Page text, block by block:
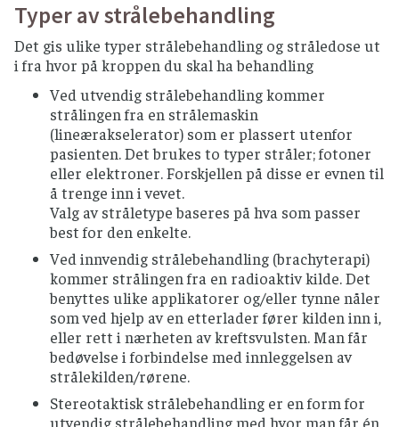
Typer av strålebehandling
Det gis ulike typer strålebehandling og stråledose ut
i fra hvor på kroppen du skal ha behandling
Ved utvendig strålebehandling kommer
strålingen fra en strålemaskin
(lineærakselerator) som er plassert utenfor
pasienten. Det brukes to typer stråler; fotoner
eller elektroner. Forskjellen på disse er evnen til
å trenge inn i vevet.
Valg av stråletype baseres på hva som passer
best for den enkelte.
Ved innvendig strålebehandling (brachyterapi)
kommer strålingen fra en radioaktiv kilde. Det
benyttes ulike applikatorer og/eller tynne nåler
som ved hjelp av en etterlader fører kilden inn i,
eller rett i nærheten av kreftsvulsten. Man får
bedøvelse i forbindelse med innleggelsen av
strålekilden/rørene.
Stereotaktisk strålebehandling er en form for
utvendig strålebehandling med hvor man får én